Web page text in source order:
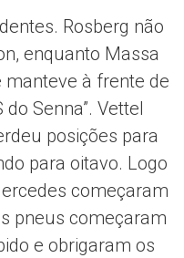
Rosberg não
enquanto Massa
à frente de
do Senna”. Vettel
posições para
para oitavo. Logo
começaram
pneus começaram
e obrigaram os